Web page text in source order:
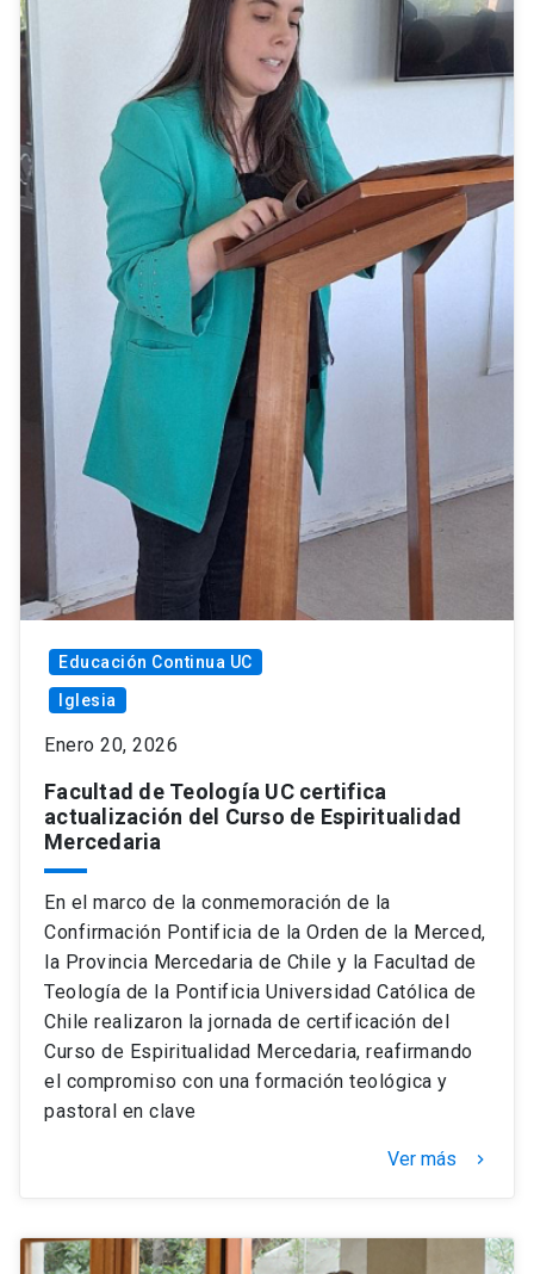
Educación Continua UC
Iglesia
Enero 20, 2026
Facultad de Teología UC certifica
actualización del Curso de Espiritualidad
Mercedaria
En el marco de la conmemoración de la
Confirmación Pontificia de la Orden de la Merced,
la Provincia Mercedaria de Chile y la Facultad de
Teología de la Pontificia Universidad Católica de
Chile realizaron la jornada de certificación del
Curso de Espiritualidad Mercedaria, reafirmando
el compromiso con una formación teológica y
pastoral en clave
Ver más keyboard_arrow_right